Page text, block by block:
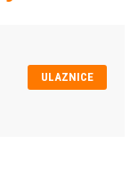
ULAZNICE